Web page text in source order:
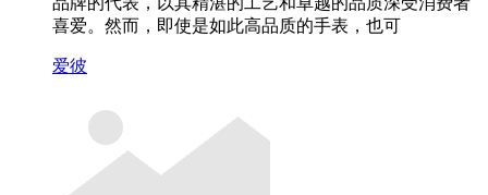
喜爱。然而，即使是如此高品质的手表，也可
爱彼